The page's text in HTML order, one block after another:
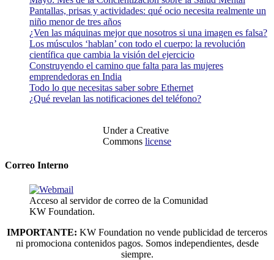
Pantallas, prisas y actividades: qué ocio necesita realmente un
niño menor de tres años
¿Ven las máquinas mejor que nosotros si una imagen es falsa?
Los músculos ‘hablan’ con todo el cuerpo: la revolución
científica que cambia la visión del ejercicio
Construyendo el camino que falta para las mujeres
emprendedoras en India
Todo lo que necesitas saber sobre Ethernet
¿Qué revelan las notificaciones del teléfono?
Under a Creative
Commons license
Correo Interno
Acceso al servidor de correo de la Comunidad
KW Foundation.
IMPORTANTE: KW Foundation no vende publicidad de terceros
ni promociona contenidos pagos. Somos independientes, desde
siempre.